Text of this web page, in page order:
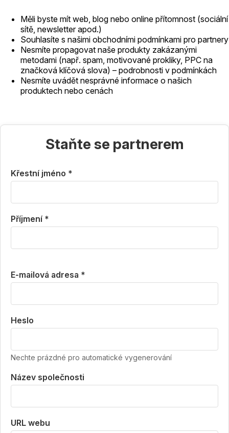
Měli byste mít web, blog nebo online přítomnost (sociální
sítě, newsletter apod.)
Souhlasíte s našimi obchodními podmínkami pro partnery
Nesmíte propagovat naše produkty zakázanými
metodami (např. spam, motivované prokliky, PPC na
značková klíčová slova) – podrobnosti v podmínkách
Nesmíte uvádět nesprávné informace o našich
produktech nebo cenách
Staňte se partnerem
Křestní jméno *
Příjmení *
E-mailová adresa *
Heslo
Nechte prázdné pro automatické vygenerování
Název společnosti
URL webu